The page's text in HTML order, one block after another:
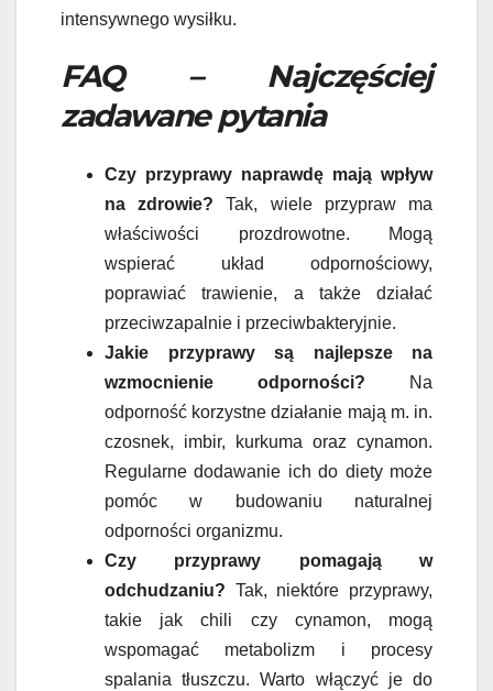
intensywnego wysiłku.
FAQ – Najczęściej
zadawane pytania
Czy przyprawy naprawdę mają wpływ
na zdrowie? Tak, wiele przypraw ma
właściwości prozdrowotne. Mogą
wspierać układ odpornościowy,
poprawiać trawienie, a także działać
przeciwzapalnie i przeciwbakteryjnie.
Jakie przyprawy są najlepsze na
wzmocnienie odporności? Na
odporność korzystne działanie mają m. in.
czosnek, imbir, kurkuma oraz cynamon.
Regularne dodawanie ich do diety może
pomóc w budowaniu naturalnej
odporności organizmu.
Czy przyprawy pomagają w
odchudzaniu? Tak, niektóre przyprawy,
takie jak chili czy cynamon, mogą
wspomagać metabolizm i procesy
spalania tłuszczu. Warto włączyć je do